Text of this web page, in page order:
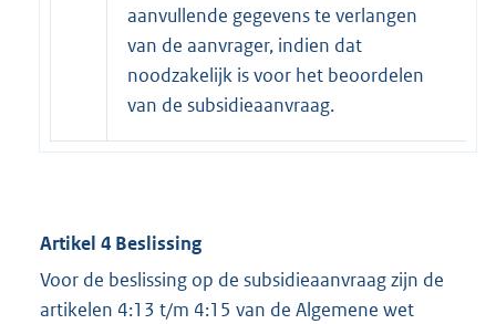
aanvullende gegevens te verlangen
van de aanvrager, indien dat
noodzakelijk is voor het beoordelen
van de subsidieaanvraag.
Artikel 4 Beslissing
Voor de beslissing op de subsidieaanvraag zijn de
artikelen 4:13 t/m 4:15 van de Algemene wet